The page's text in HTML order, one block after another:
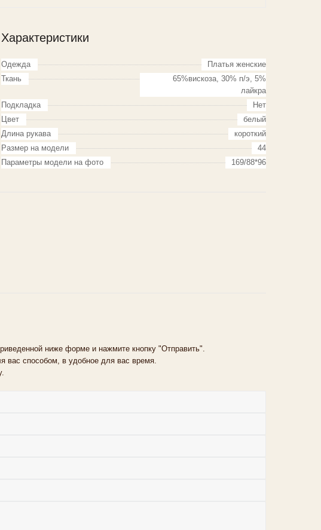
Характеристики
Одежда
Платья женские
Ткань
65%вискоза, 30% п/э, 5%
лайкра
Подкладка
Нет
Цвет
белый
Длина рукава
короткий
Размер на модели
44
Параметры модели на фото
169/88*96
ниже форме и нажмите кнопку "Отправить".
способом, в удобное для вас время.